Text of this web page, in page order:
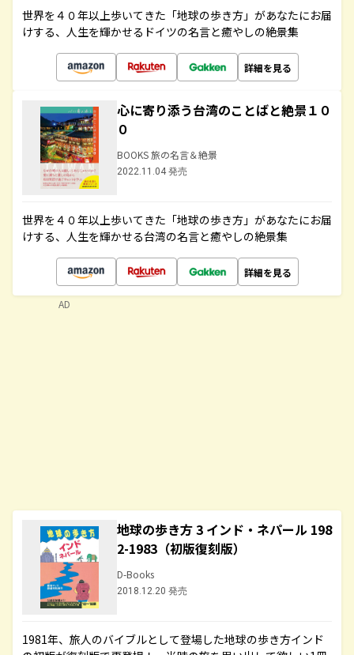
世界を４０年以上歩いてきた「地球の歩き方」があなたにお届
けする、人生を輝かせるドイツの名言と癒やしの絶景集
詳細を見る
心に寄り添う台湾のことばと絶景１０
０
BOOKS 旅の名言＆絶景
2022.11.04 発売
世界を４０年以上歩いてきた「地球の歩き方」があなたにお届
けする、人生を輝かせる台湾の名言と癒やしの絶景集
詳細を見る
地球の歩き方 3 インド・ネパール 198
2-1983（初版復刻版）
D-Books
2018.12.20 発売
1981年、旅人のバイブルとして登場した地球の歩き方インド
AD